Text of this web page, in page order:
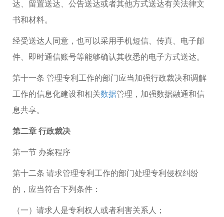
达、留置送达、公告送达或者其他方式送达有关法律文
书和材料。
经受送达人同意，也可以采用手机短信、传真、电子邮
件、即时通信账号等能够确认其收悉的电子方式送达。
第十一条 管理专利工作的部门应当加强行政裁决和调解
工作的信息化建设和相关数据管理，加强数据融通和信
息共享。
第二章 行政裁决
第一节 办案程序
第十二条 请求管理专利工作的部门处理专利侵权纠纷
的，应当符合下列条件：
（一）请求人是专利权人或者利害关系人；